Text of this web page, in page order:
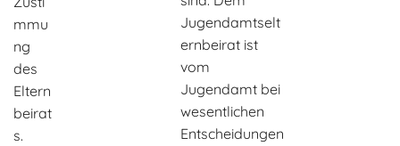
mmu
ng
des
Eltern
beirat
s.
Jugendamtselt
ernbeirat ist
vom
Jugendamt bei
wesentlichen
Entscheidungen